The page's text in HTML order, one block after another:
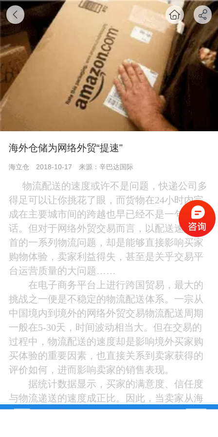
海外仓储为网络外贸“提速"
海立仓 2018-10-17 来源：辛巴达国际
物流配送的速度或许不是问题，快递公司多
得足可以让你挑花了眼，而货物在24小时内完
成在主要城市间的跨越也早已经不是一句空
话。但对于网络外贸交易而言，以配送速度为
首的一系列物流问题，却是能够直接影响买家
购物体验，卖家利益得失，甚至是关乎交易平
台运营质量的大问题……
在电子商务平台上进行跨国贸易，最大的
挑战之一便是不稳定的物流配送体系。一宗从
中国境内到境外的网络外贸交易物流配送周期
一般在5-30天，时间波动相当大。但在交易的
过程中，物流配送的速度却是影响境外买家购
买体验的重要因素，也直接关系到卖家获得的
评价如何，进而影响卖家的销售表现。
据统计数据显示，买家的满意度、信任度
与物流递送的速度成正比。因此，当卖家从海
外市场本地发货时，更容易获得买家的信任